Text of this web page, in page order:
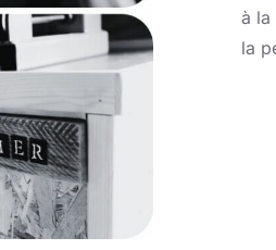
à la
la